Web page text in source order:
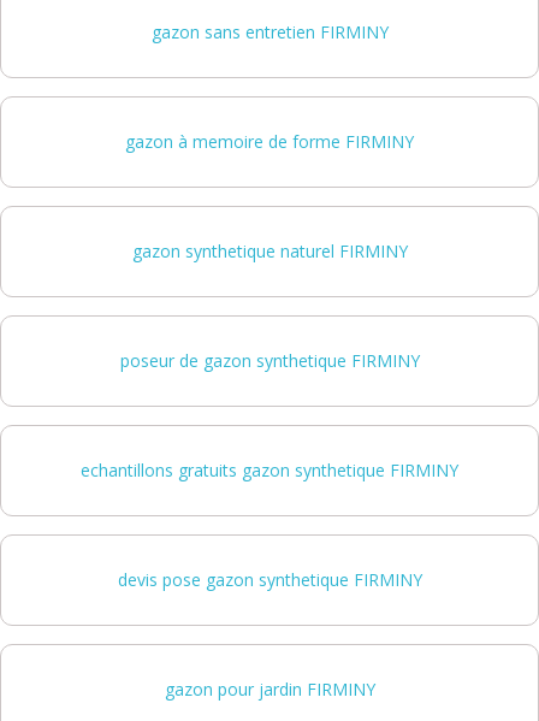
gazon sans entretien FIRMINY
gazon à memoire de forme FIRMINY
gazon synthetique naturel FIRMINY
poseur de gazon synthetique FIRMINY
echantillons gratuits gazon synthetique FIRMINY
devis pose gazon synthetique FIRMINY
gazon pour jardin FIRMINY